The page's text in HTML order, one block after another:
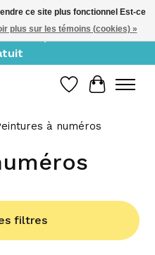
pour 150$ et +;
Liste de
Panier
à numéros
filtres
ce site plus fonctionnel Est-ce
plus sur les témoins (cookies) »